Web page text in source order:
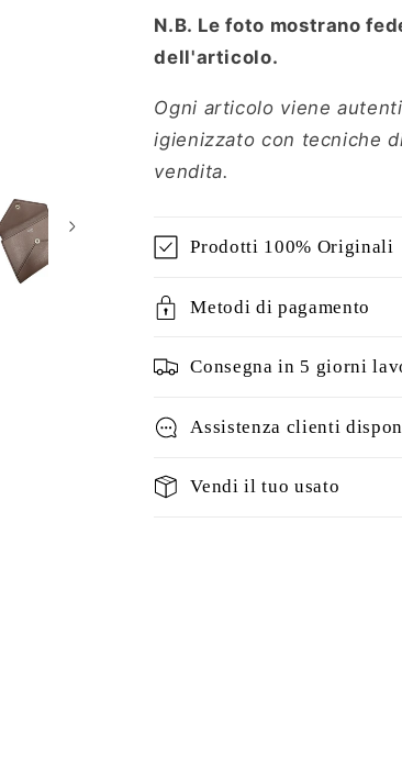
N.B. Le foto mostrano
dell'articolo.
Ogni articolo viene
igienizzato con tecniche
vendita.
Prodotti 100% Originali
Metodi di pagamento
Consegna in 5 giorni
Assistenza clienti
Vendi il tuo usato